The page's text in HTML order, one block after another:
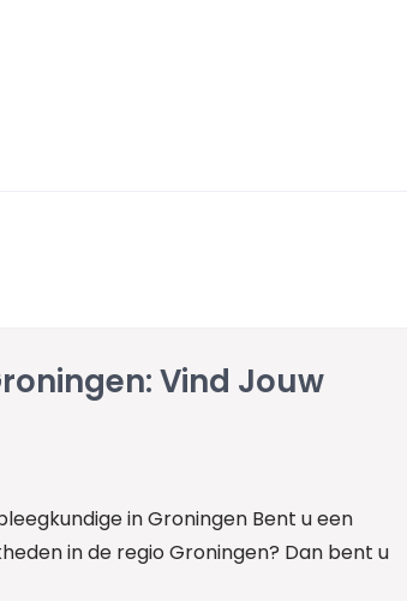
Vind Jouw
in Groningen Bent u een
in de regio Groningen? Dan bent u